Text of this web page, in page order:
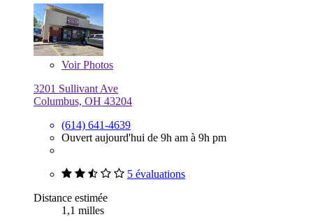
VoirPhotos
3201 Sullivant Ave
Columbus, OH 43204
(614) 641-4639
Ouvert aujourd'hui de 9h am à 9h pm
5 évaluations
Distance estimée
1,1 milles